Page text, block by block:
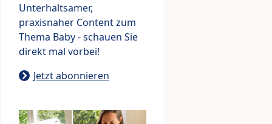
Unterhaltsamer,
praxisnaher Content zum
Thema Baby - schauen Sie
direkt mal vorbei!
Jetzt abonnieren